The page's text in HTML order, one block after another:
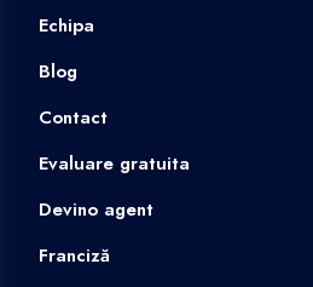
Echipa
Blog
Contact
Evaluare gratuita
Devino agent
Franciză